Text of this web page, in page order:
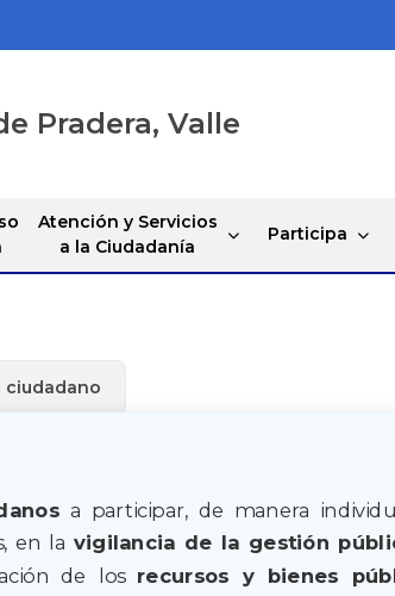
Pradera, Valle
Atención y Servicios
a la Ciudadanía
Participa
ciudadano
a participar, de manera
en la vigilancia de la gestión
de los recursos y bienes